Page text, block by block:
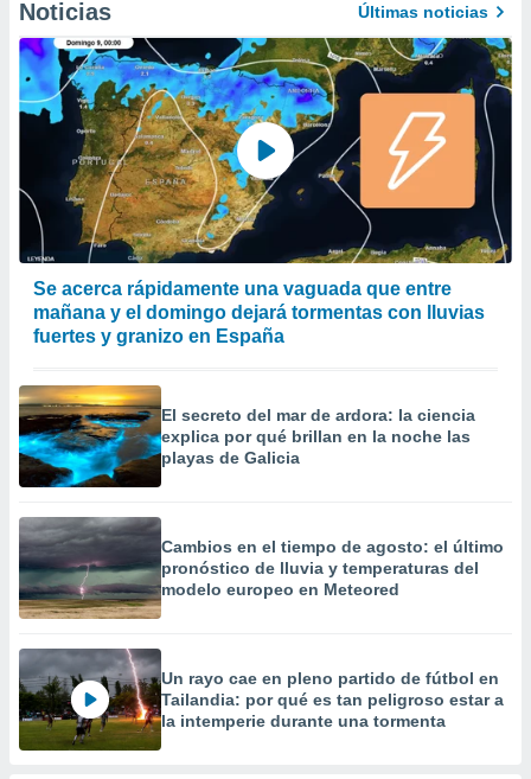
Noticias Últimas noticias
Se acerca rápidamente una vaguada que entre
mañana y el domingo dejará tormentas con lluvias
fuertes y granizo en España
El secreto del mar de ardora: la ciencia
explica por qué brillan en la noche las
playas de Galicia
Cambios en el tiempo de agosto: el último
pronóstico de lluvia y temperaturas del
modelo europeo en Meteored
Un rayo cae en pleno partido de fútbol en
Tailandia: por qué es tan peligroso estar a
la intemperie durante una tormenta